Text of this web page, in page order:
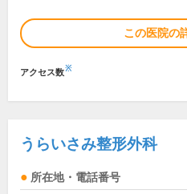
この医院の
アクセス数※
うらいさみ整形外科
所在地・電話番号